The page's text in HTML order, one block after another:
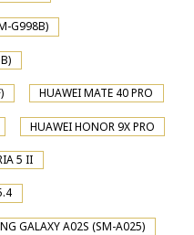
G998B)
HUAWEI MATE 40 PRO
HUAWEI HONOR 9X PRO
5 II
GALAXY A02S (SM-A025)